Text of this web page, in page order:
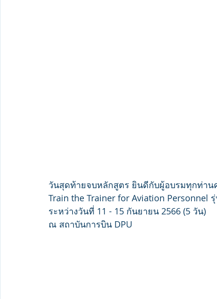
วันสุดท้ายจบหลักสูตร ยินดีกับผู้อบรมทุกท่าน
Train the Trainer for Aviation Personnel
ระหว่างวันที่ 11 - 15 กันยายน 2566 (5 วัน)
ณ สถาบันการบิน DPU